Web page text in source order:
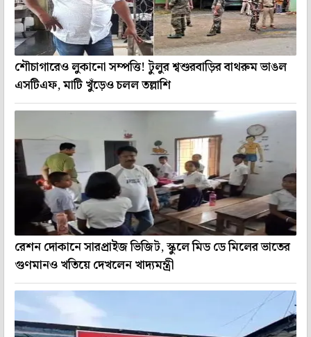
শৌচাগারেও লুকানো সম্পত্তি! টুলুর শ্বশুরবাড়ির বাথরুম ভাঙল
এসটিএফ, মাটি খুঁড়েও চলল তল্লাশি
রেশন দোকানে সারপ্রাইজ ভিজিট, স্কুলে মিড ডে মিলের ভাতের
গুণমানও খতিয়ে দেখলেন খাদ্যমন্ত্রী